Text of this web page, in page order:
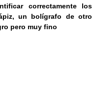
correctamente los
un bolígrafo de otro
pero muy fino